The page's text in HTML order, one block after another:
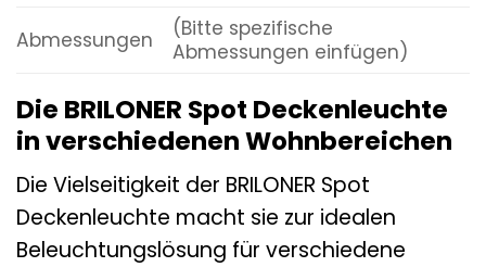
Abmessungen
(Bitte spezifische
Abmessungen einfügen)
Die BRILONER Spot Deckenleuchte
in verschiedenen Wohnbereichen
Die Vielseitigkeit der BRILONER Spot
Deckenleuchte macht sie zur idealen
Beleuchtungslösung für verschiedene